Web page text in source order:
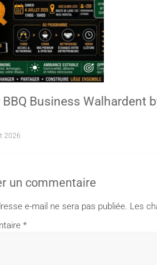
BBQ Business Walhardent
2026
un commentaire
e-mail ne sera pas publiée. Les
*